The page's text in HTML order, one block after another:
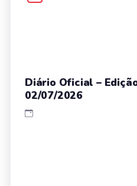
Diário Oficial –
02/07/2026